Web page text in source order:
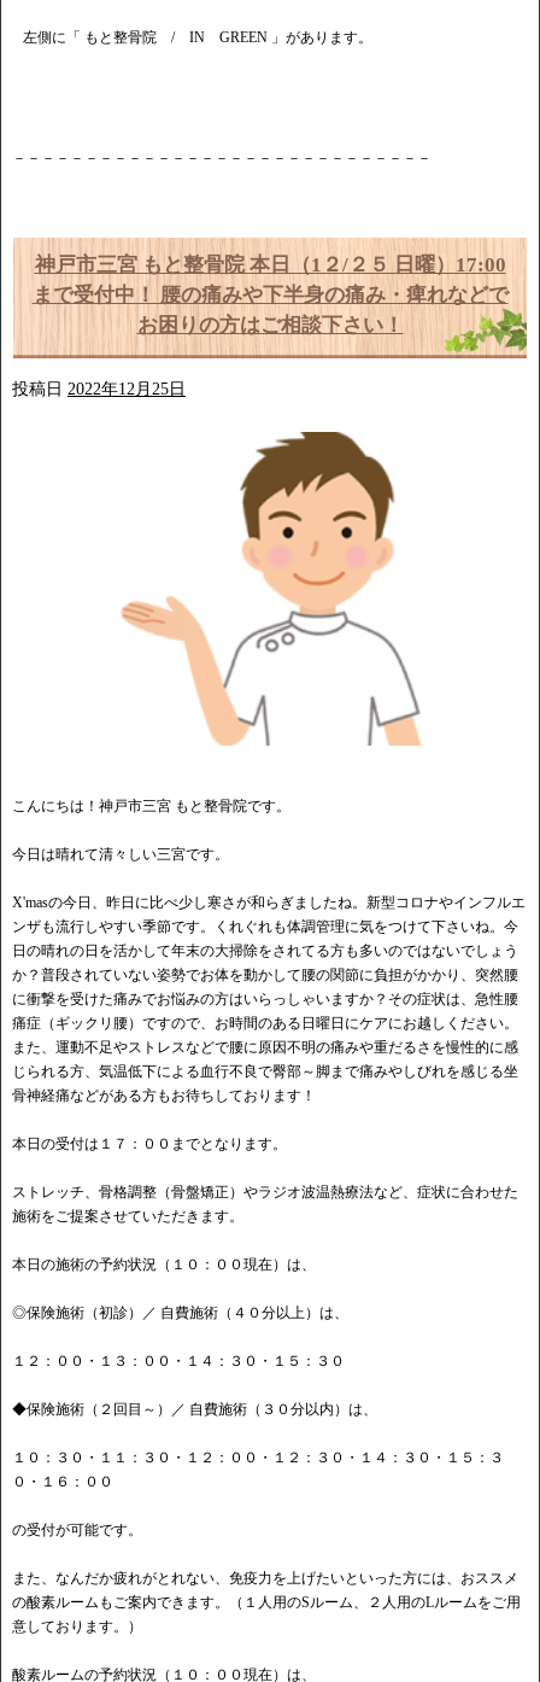
左側に「 もと整骨院 / IN GREEN 」があります。
－－－－－－－－－－－－－－－－－－－－－－－－－－－－－
神戸市三宮 もと整骨院 本日（1２/２５ 日曜）17:00
まで受付中！ 腰の痛みや下半身の痛み・痺れなどで
お困りの方はご相談下さい！
投稿日 2022年12月25日
こんにちは！神戸市三宮 もと整骨院です。
今日は晴れて清々しい三宮です。
X'masの今日、昨日に比べ少し寒さが和らぎましたね。新型コロナやインフルエ
ンザも流行しやすい季節です。くれぐれも体調管理に気をつけて下さいね。今
日の晴れの日を活かして年末の大掃除をされてる方も多いのではないでしょう
か？普段されていない姿勢でお体を動かして腰の関節に負担がかかり、突然腰
に衝撃を受けた痛みでお悩みの方はいらっしゃいますか？その症状は、急性腰
痛症（ギックリ腰）ですので、お時間のある日曜日にケアにお越しください。
また、運動不足やストレスなどで腰に原因不明の痛みや重だるさを慢性的に感
じられる方、気温低下による血行不良で臀部～脚まで痛みやしびれを感じる坐
骨神経痛などがある方もお待ちしております！
本日の受付は１７：００までとなります。
ストレッチ、骨格調整（骨盤矯正）やラジオ波温熱療法など、症状に合わせた
施術をご提案させていただきます。
本日の施術の予約状況（１０：００現在）は、
◎保険施術（初診）／ 自費施術（４０分以上）は、
１２：００・１３：００・１４：３０・１５：３０
◆保険施術（２回目～）／ 自費施術（３０分以内）は、
１０：３０・１１：３０・１２：００・１２：３０・１４：３０・１５：３
０・１６：００
の受付が可能です。
また、なんだか疲れがとれない、免疫力を上げたいといった方には、おススメ
の酸素ルームもご案内できます。（１人用のSルーム、２人用のLルームをご用
意しております。）
酸素ルームの予約状況（１０：００現在）は、